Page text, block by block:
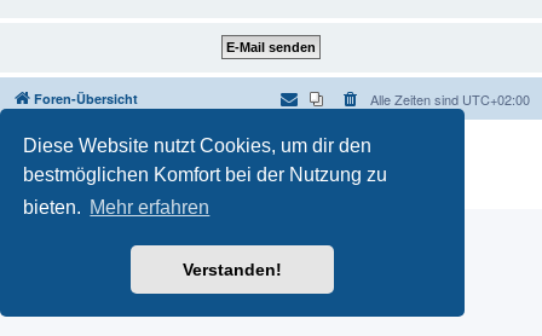
Diese Website nutzt Cookies, um dir den
bestmöglichen Komfort bei der Nutzung zu
bieten. Mehr erfahren
Verstanden!
Foren-Übersicht Alle Zeiten sind UTC+02:00
Powered byphpBB® Forum Software © phpBB Limited
Deutsche Übersetzung durch
Datenschutz |Nutzungsbedingungen